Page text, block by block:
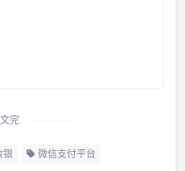
完
银 微信支付平台